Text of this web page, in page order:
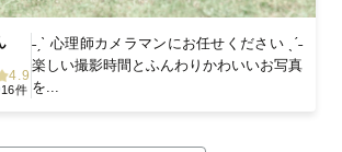
4.9
16件
˗ˏˋ 心理師カメラマンにお任せください ˎˊ˗
楽しい撮影時間とふんわりかわいいお写真
を...